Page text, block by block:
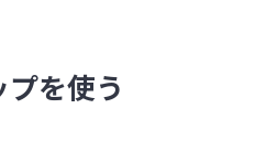
プを使う